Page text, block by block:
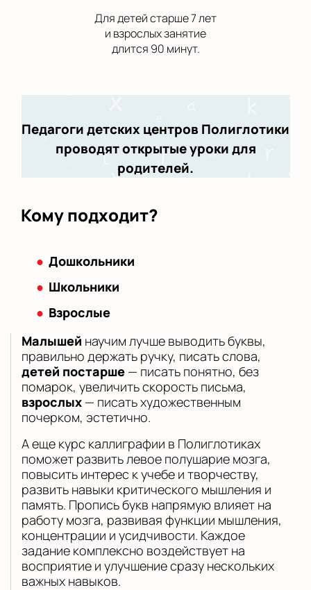
Для детей старше 7 лет
и взрослых занятие
длится 90 минут.
Педагоги детских центров Полиглотики
проводят открытые уроки для
родителей.
Кому подходит?
Дошкольники
Школьники
Взрослые
Малышей научим лучше выводить буквы,
правильно держать ручку, писать слова,
детей постарше — писать понятно, без
помарок, увеличить скорость письма,
взрослых — писать художественным
почерком, эстетично.
А еще курс каллиграфии в Полиглотиках
поможет развить левое полушарие мозга,
повысить интерес к учебе и творчеству,
развить навыки критического мышления и
память. Пропись букв напрямую влияет на
работу мозга, развивая функции мышления,
концентрации и усидчивости. Каждое
задание комплексно воздействует на
восприятие и улучшение сразу нескольких
важных навыков.